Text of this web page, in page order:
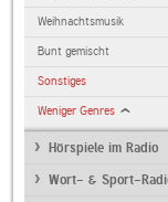
Weihnachtsmusik
Bunt gemischt
Sonstiges
Weniger Genres
Hörspiele im Radio
Wort- & Sport-
Jazz